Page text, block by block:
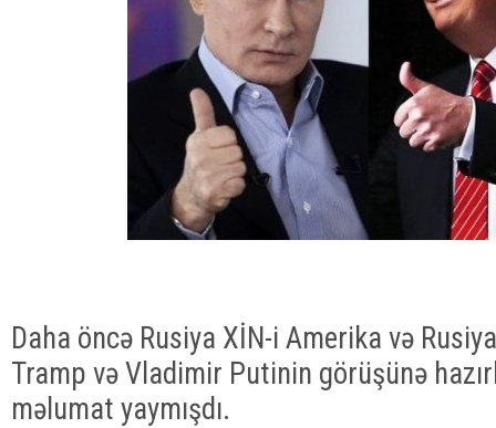
Daha öncə Rusiya XİN-i Amerika və
Tramp və Vladimir Putinin görüşünə
məlumat yaymışdı.